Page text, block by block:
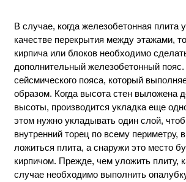
В случае, когда железобетонная плита
качестве перекрытия между этажами,
кирпича или блоков необходимо
дополнительный железобетонный
сейсмического пояса, который
образом. Когда высота стен выложена
высоты, производится укладка еще
этом нужно укладывать один слой,
внутренний торец по всему периметру,
ложиться плита, а снаружи это место
кирпичом. Прежде, чем уложить плиту,
случае необходимо выполнить